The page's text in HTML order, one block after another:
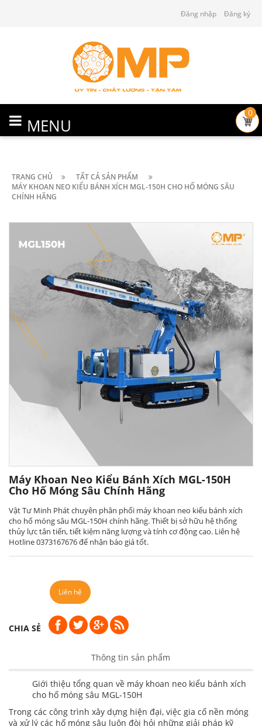
Đăng nhập Đăng ký
MENU
0
TRANG CHỦ
TẤT CẢ SẢN PHẨM
MÁY KHOAN NEO KIỂU BÁNH XÍCH MGL-150H CHO HỐ MÓNG SÂU
CHÍNH HÃNG
Máy Khoan Neo Kiểu Bánh Xích MGL-150H
Cho Hố Móng Sâu Chính Hãng
Vật Tư Minh Phát chuyên phân phối máy khoan neo kiểu bánh xích
cho hố móng sâu MGL-150H chính hãng. Thiết bị sở hữu hệ thống
thủy lực tân tiến, tiết kiệm năng lượng và tính cơ động cao. Liên hệ
Hotline 0373167676 để nhận báo giá tốt.
Liên hệ
CHIA SẺ
Thông tin sản phẩm
Giới thiệu tổng quan về máy khoan neo kiểu bánh xích
cho hố móng sâu MGL-150H
Trong các công trình xây dựng hiện đại, việc gia cố nền móng
và xử lý các hố móng sâu luôn đòi hỏi những giải pháp kỹ